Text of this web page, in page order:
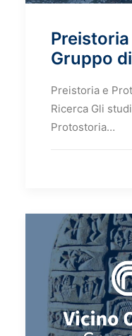
Preistoria
Gruppo
Preistoria e
Ricerca Gli
Protostoria…